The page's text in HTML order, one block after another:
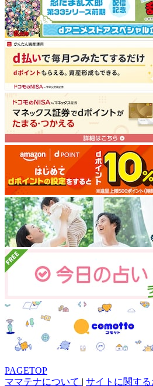
PAGETOP
ママテナについて | サイトに関す